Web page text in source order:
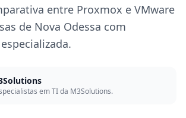
entre Proxmox e VMware
de Nova Odessa com
em TI da M3Solutions.